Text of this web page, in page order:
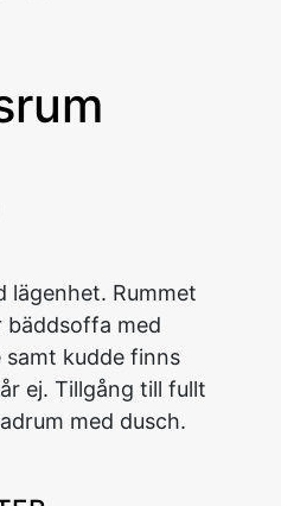
lägenhet. Rummet
bäddsoffa med
samt kudde finns
ej. Tillgång till fullt
med dusch.